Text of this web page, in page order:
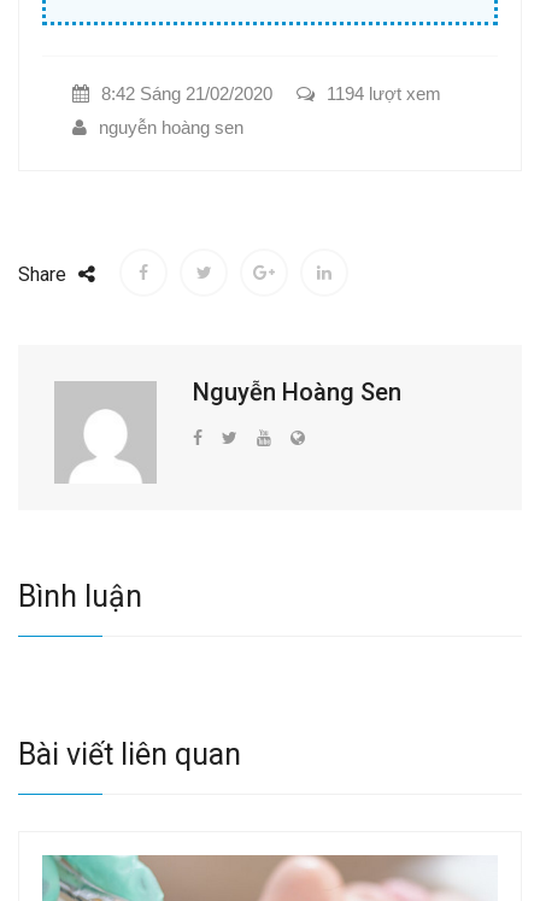
8:42 Sáng 21/02/2020
1194 lượt xem
nguyễn hoàng sen
Share
Nguyễn Hoàng Sen
Bình luận
Bài viết liên quan